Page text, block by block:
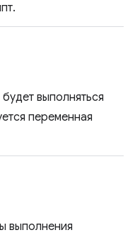
выполняться
переменная
выполнения